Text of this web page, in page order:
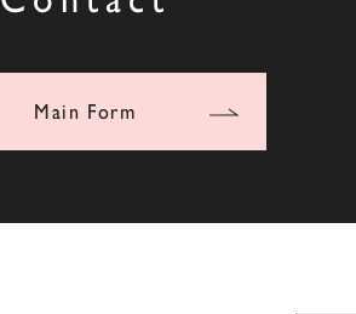
Main Form